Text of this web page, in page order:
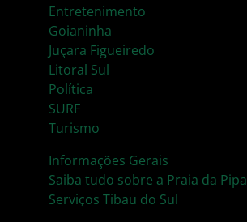
Entretenimento
Goianinha
Juçara Figueiredo
Litoral Sul
Política
SURF
Turismo
Informações Gerais
Saiba tudo sobre a Praia da Pipa
Serviços Tibau do Sul